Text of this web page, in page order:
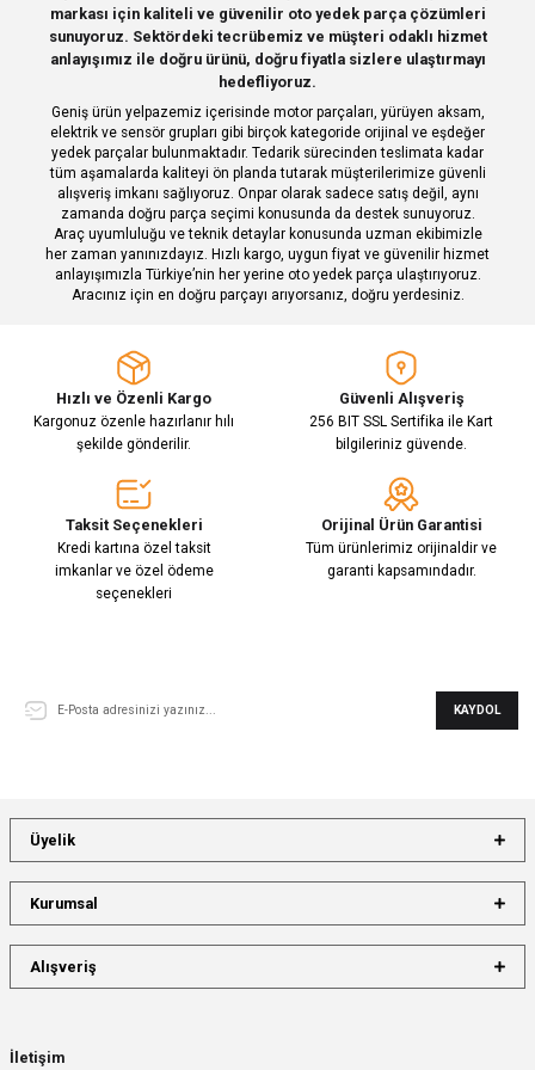
Ürün açıklamasında eksik bilgiler bulunuyor.
Ürün bilgilerinde hatalar bulunuyor.
Ürün fiyatı diğer sitelerden daha pahalı.
Bu ürüne benzer farklı alternatifler olmalı.
Gönder
Deneyimini Paylaş
markası için kaliteli ve güvenilir oto yedek parça çözümleri
sunuyoruz. Sektördeki tecrübemiz ve müşteri odaklı hizmet
anlayışımız ile doğru ürünü, doğru fiyatla sizlere ulaştırmayı
hedefliyoruz.
Geniş ürün yelpazemiz içerisinde motor parçaları, yürüyen aksam,
elektrik ve sensör grupları gibi birçok kategoride orijinal ve eşdeğer
yedek parçalar bulunmaktadır. Tedarik sürecinden teslimata kadar
tüm aşamalarda kaliteyi ön planda tutarak müşterilerimize güvenli
alışveriş imkanı sağlıyoruz. Onpar olarak sadece satış değil, aynı
zamanda doğru parça seçimi konusunda da destek sunuyoruz.
Araç uyumluluğu ve teknik detaylar konusunda uzman ekibimizle
her zaman yanınızdayız. Hızlı kargo, uygun fiyat ve güvenilir hizmet
anlayışımızla Türkiye’nin her yerine oto yedek parça ulaştırıyoruz.
Aracınız için en doğru parçayı arıyorsanız, doğru yerdesiniz.
Hızlı ve Özenli Kargo
Kargonuz özenle hazırlanır hılı
şekilde gönderilir.
Güvenli Alışveriş
256 BIT SSL Sertifika ile Kart
bilgileriniz güvende.
Taksit Seçenekleri
Kredi kartına özel taksit
imkanlar ve özel ödeme
seçenekleri
Orijinal Ürün Garantisi
Tüm ürünlerimiz orijinaldir ve
garanti kapsamındadır.
KAYDOL
İletişim
Üyelik
Kurumsal
Alışveriş